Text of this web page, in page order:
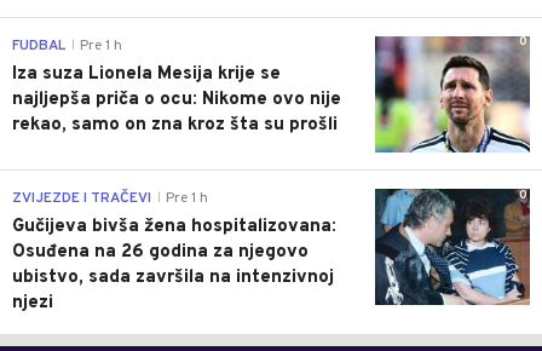
0
FUDBAL Pre 1 h
Iza suza Lionela Mesija krije se
najljepša priča o ocu: Nikome ovo nije
rekao, samo on zna kroz šta su prošli
0
ZVIJEZDE I TRAČEVI Pre 1 h
Gučijeva bivša žena hospitalizovana:
Osuđena na 26 godina za njegovo
ubistvo, sada završila na intenzivnoj
njezi